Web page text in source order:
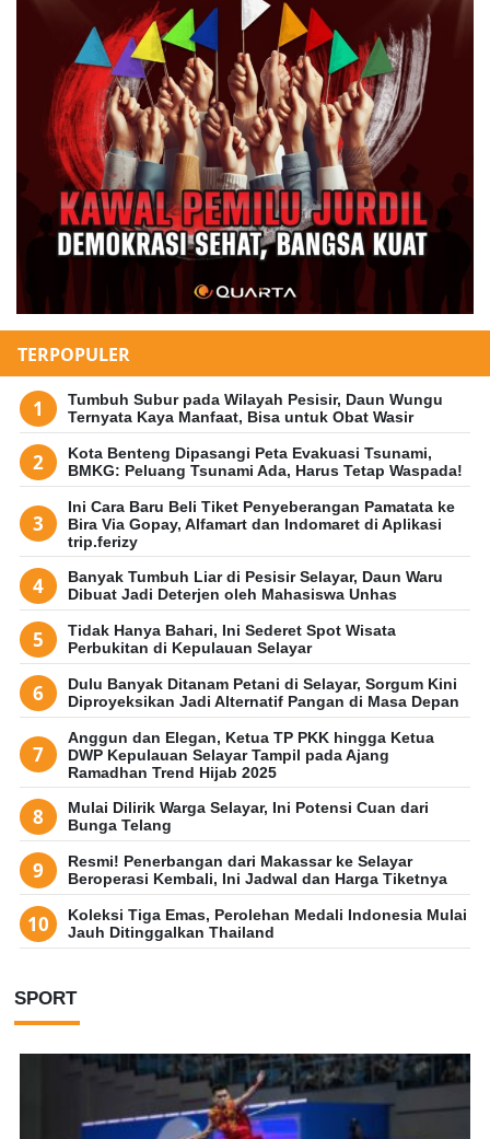
TERPOPULER
Tumbuh Subur pada Wilayah Pesisir, Daun Wungu
Ternyata Kaya Manfaat, Bisa untuk Obat Wasir
Kota Benteng Dipasangi Peta Evakuasi Tsunami,
BMKG: Peluang Tsunami Ada, Harus Tetap Waspada!
Ini Cara Baru Beli Tiket Penyeberangan Pamatata ke
Bira Via Gopay, Alfamart dan Indomaret di Aplikasi
trip.ferizy
Banyak Tumbuh Liar di Pesisir Selayar, Daun Waru
Dibuat Jadi Deterjen oleh Mahasiswa Unhas
Tidak Hanya Bahari, Ini Sederet Spot Wisata
Perbukitan di Kepulauan Selayar
Dulu Banyak Ditanam Petani di Selayar, Sorgum Kini
Diproyeksikan Jadi Alternatif Pangan di Masa Depan
Anggun dan Elegan, Ketua TP PKK hingga Ketua
DWP Kepulauan Selayar Tampil pada Ajang
Ramadhan Trend Hijab 2025
Mulai Dilirik Warga Selayar, Ini Potensi Cuan dari
Bunga Telang
Resmi! Penerbangan dari Makassar ke Selayar
Beroperasi Kembali, Ini Jadwal dan Harga Tiketnya
Koleksi Tiga Emas, Perolehan Medali Indonesia Mulai
Jauh Ditinggalkan Thailand
SPORT